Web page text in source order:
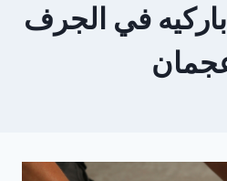
في الجرف